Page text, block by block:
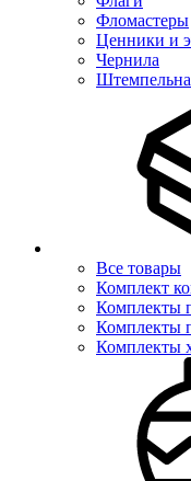
Фломастеры
Ценники и
Чернила
Все товары
Комплект
Комплекты
Комплекты
Комплекты